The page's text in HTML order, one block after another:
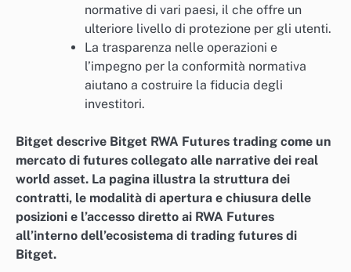
normative di vari paesi, il che offre un
ulteriore livello di protezione per gli utenti.
La trasparenza nelle operazioni e
l’impegno per la conformità normativa
aiutano a costruire la fiducia degli
investitori.
Bitget descrive Bitget RWA Futures trading come un
mercato di futures collegato alle narrative dei real
world asset. La pagina illustra la struttura dei
contratti, le modalità di apertura e chiusura delle
posizioni e l’accesso diretto ai RWA Futures
all’interno dell’ecosistema di trading futures di
Bitget.